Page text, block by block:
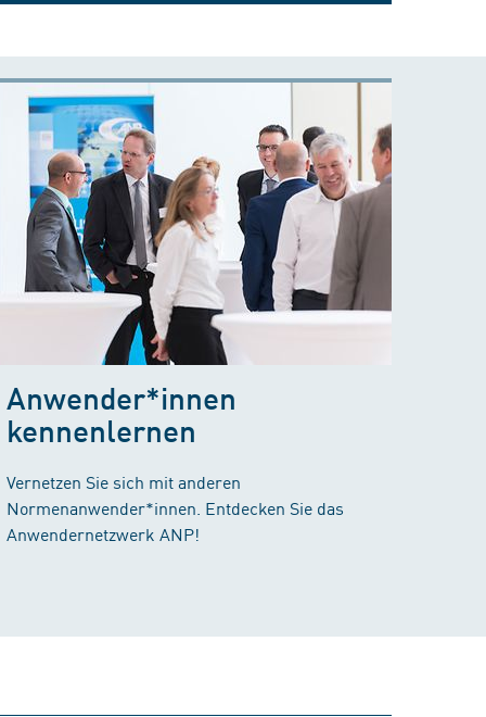
Anwender*innen
kennenlernen
Vernetzen Sie sich mit anderen
Normenanwender*innen. Entdecken Sie das
Anwendernetzwerk ANP!